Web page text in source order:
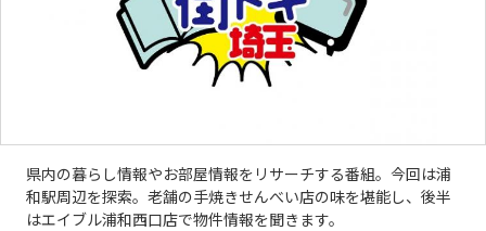
県内の暮らし情報やお部屋情報をリサーチする番組。今回は浦
和駅周辺を探索。老舗の手焼きせんべい店の味を堪能し、後半
はエイブル浦和西口店で物件情報を聞きます。